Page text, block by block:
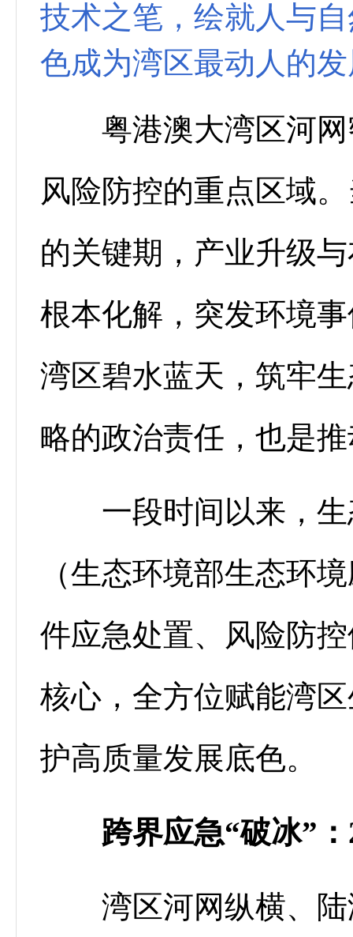
技术之笔，绘就人与
色成为湾区最动人的
粤港澳大湾区河网
风险防控的重点区域
的关键期，产业升级
根本化解，突发环境
湾区碧水蓝天，筑牢
略的政治责任，也是
一段时间以来，生
（生态环境部生态环
件应急处置、风险防
核心，全方位赋能湾
护高质量发展底色。
跨界应急“破冰”：
湾区河网纵横、陆